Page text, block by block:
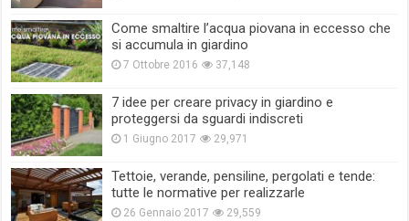
Come smaltire l’acqua piovana in eccesso che
si accumula in giardino
7 Ottobre 2016 37,148
7 idee per creare privacy in giardino e
proteggersi da sguardi indiscreti
1 Giugno 2017 29,971
Tettoie, verande, pensiline, pergolati e tende:
tutte le normative per realizzarle
26 Gennaio 2017 29,559